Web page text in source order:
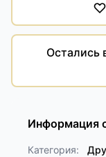
Остались
Информация
Категория: